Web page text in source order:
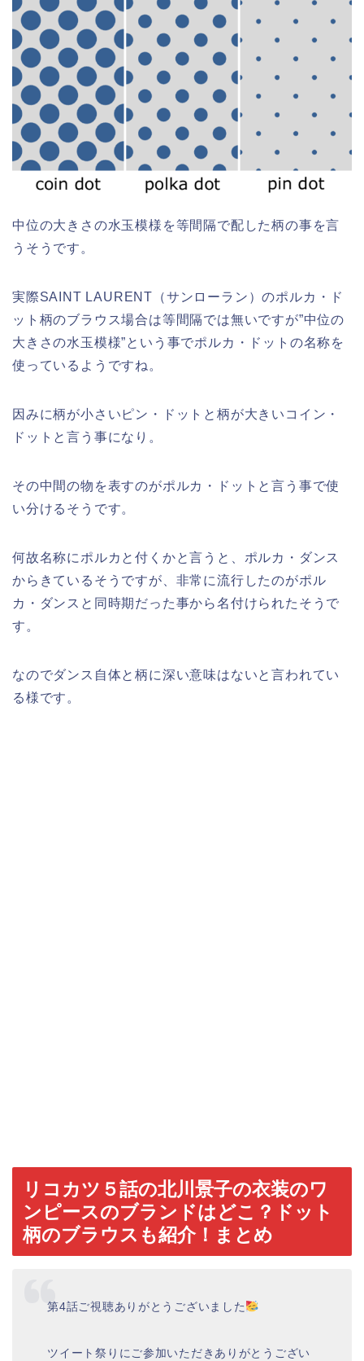
中位の大きさの水玉模様を等間隔で配した柄の事を言
うそうです。
実際SAINT LAURENT（サンローラン）のポルカ・ド
ット柄のブラウス場合は等間隔では無いですが”中位の
大きさの水玉模様”という事でポルカ・ドットの名称を
使っているようですね。
因みに柄が小さいピン・ドットと柄が大きいコイン・
ドットと言う事になり。
その中間の物を表すのがポルカ・ドットと言う事で使
い分けるそうです。
何故名称にポルカと付くかと言うと、ポルカ・ダンス
からきているそうですが、非常に流行したのがポル
カ・ダンスと同時期だった事から名付けられたそうで
す。
なのでダンス自体と柄に深い意味はないと言われてい
る様です。
リコカツ５話の北川景子の衣装のワ
ンピースのブランドはどこ？ドット
柄のブラウスも紹介！まとめ
第4話ご視聴ありがとうございました
ツイート祭りにご参加いただきありがとうござい